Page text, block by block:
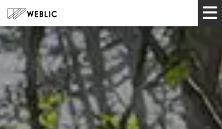
HOME
サービス
制作実績